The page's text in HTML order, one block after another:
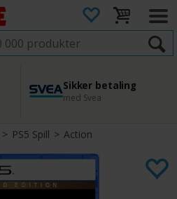
Sikker betaling
med Svea
45 dager returfrist
Enkel retur
PS5 Spill>Action